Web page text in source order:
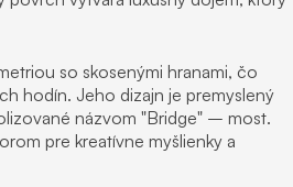
so skosenými hranami, čo
hodín. Jeho dizajn je premyslený
názvom "Bridge" – most.
pre kreatívne myšlienky a